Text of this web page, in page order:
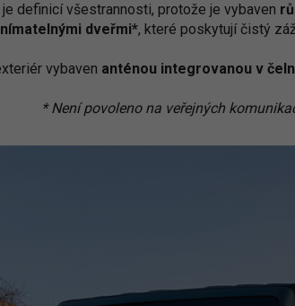
definicí všestrannosti, protože je vybaven
dveřmi*, které poskytují čistý
vybaven anténou integrovanou v
* Není povoleno na veřejných